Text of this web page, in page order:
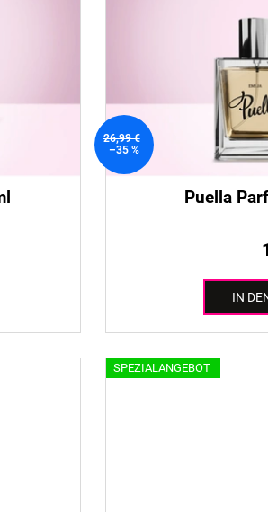
26,99 €
–35 %
Puella
IN
SPEZIALANGEBOT